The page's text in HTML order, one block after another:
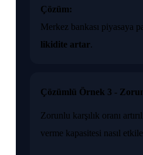
Çözüm:
Merkez bankası piyasaya
likidite artar.
Çözümlü Örnek 3 -
Zorunlu karşılık oranı
verme kapasitesi nasıl